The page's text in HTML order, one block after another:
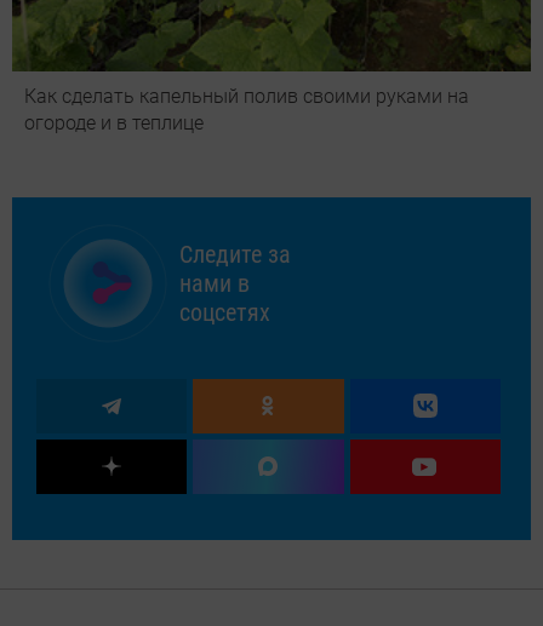
Как сделать капельный полив своими руками на
огороде и в теплице
Следите за
нами в
соцсетях